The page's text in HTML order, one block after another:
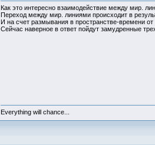
Как это интересно взаимодействие между мир.
Переход между мир. линиями происходит в
И на счет размывания в пространстве-времени
Сейчас наверное в ответ пойдут замудренные
Everything will chance...